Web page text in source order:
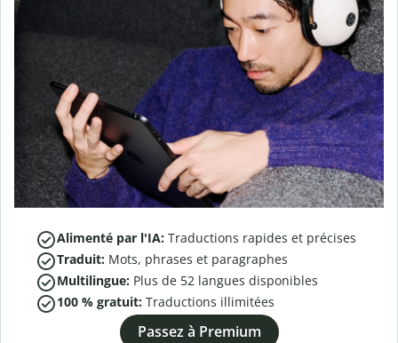
Alimenté par l'IA: Traductions rapides et précises
Traduit: Mots, phrases et paragraphes
Multilingue: Plus de 52 langues disponibles
100 % gratuit: Traductions illimitées
Passez à Premium